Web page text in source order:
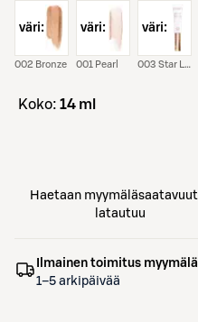
väri:
002 Bronze
väri:
001 Pearl
väri:
003 Star Light
koko: 14 ml
Haetaan
latautuu
Ilmainen toimitus
1–5 arkipäivää